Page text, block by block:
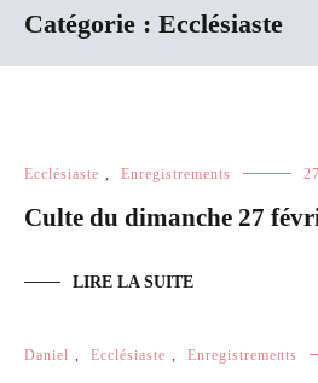
Catégorie : Ecclésiaste
Ecclésiaste , Enregistrements
Culte du dimanche 27
LIRE LA SUITE
Daniel , Ecclésiaste , Enregistrements